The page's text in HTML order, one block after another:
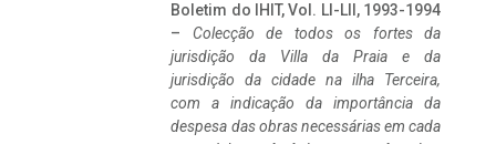
Boletim do IHIT, Vol. LI-LII, 1993-1994
– Colecção de todos os fortes da
jurisdição da Villa da Praia e da
jurisdição da cidade na ilha Terceira,
com a indicação da importância da
despesa das obras necessárias em cada